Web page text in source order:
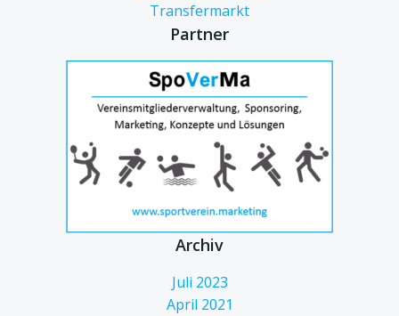
Transfermarkt
Partner
Archiv
Juli 2023
April 2021